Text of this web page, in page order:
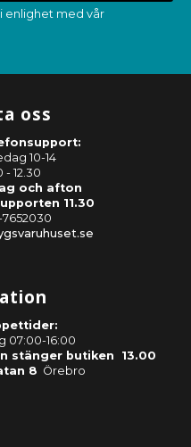
enlighet med vår
oss
10-14
- 12.30
och afton
11.30
7652030
07:00-16:00
stänger butiken 13.00
8 Örebro